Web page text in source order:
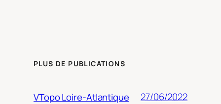
PLUS DE PUBLICATIONS
VTopo Loire-Atlantique 27/06/2022